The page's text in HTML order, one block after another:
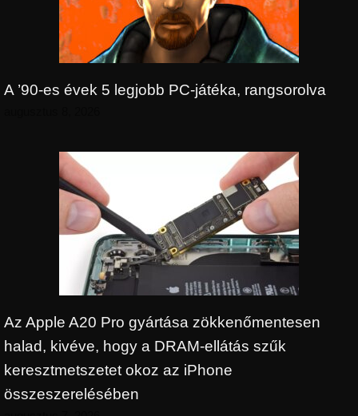
A ’90-es évek 5 legjobb PC-játéka, rangsorolva
Az Apple A20 Pro gyártása zökkenőmentesen
halad, kivéve, hogy a DRAM-ellátás szűk
keresztmetszetet okoz az iPhone
összeszerelésében